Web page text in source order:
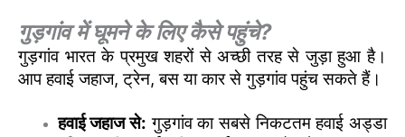
गुड़गांव में घूमने के लिए कैसे पहुंचे?
गुड़गांव भारत के प्रमुख शहरों से अच्छी तरह से जुड़ा हुआ है।
आप हवाई जहाज, ट्रेन, बस या कार से गुड़गांव पहुंच सकते हैं।
हवाई जहाज से: गुड़गांव का सबसे निकटतम हवाई अड्डा